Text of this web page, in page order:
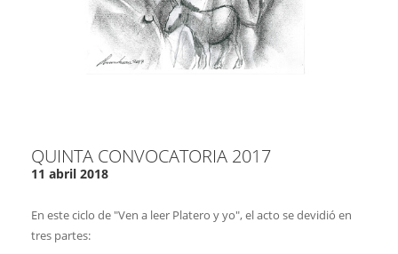
QUINTA CONVOCATORIA 2017
11 abril 2018
En este ciclo de "Ven a leer Platero y yo", el acto se devidió en
tres partes: